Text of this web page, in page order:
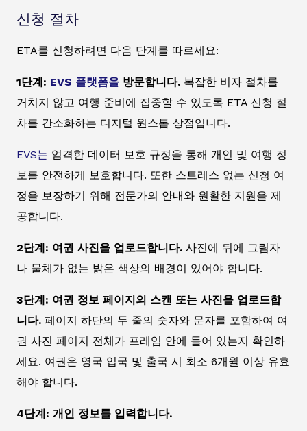
신청 절차
ETA를 신청하려면 다음 단계를 따르세요:
1단계: EVS 플랫폼을 방문합니다. 복잡한 비자 절차를
거치지 않고 여행 준비에 집중할 수 있도록 ETA 신청 절
차를 간소화하는 디지털 원스톱 상점입니다.
EVS는 엄격한 데이터 보호 규정을 통해 개인 및 여행 정
보를 안전하게 보호합니다. 또한 스트레스 없는 신청 여
정을 보장하기 위해 전문가의 안내와 원활한 지원을 제
공합니다.
2단계: 여권 사진을 업로드합니다. 사진에 뒤에 그림자
나 물체가 없는 밝은 색상의 배경이 있어야 합니다.
3단계: 여권 정보 페이지의 스캔 또는 사진을 업로드합
니다. 페이지 하단의 두 줄의 숫자와 문자를 포함하여 여
권 사진 페이지 전체가 프레임 안에 들어 있는지 확인하
세요. 여권은 영국 입국 및 출국 시 최소 6개월 이상 유효
해야 합니다.
4단계: 개인 정보를 입력합니다.